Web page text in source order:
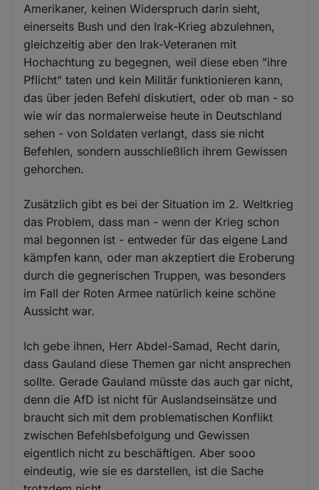
Amerikaner, keinen Widerspruch darin sieht,
einerseits Bush und den Irak-Krieg abzulehnen,
gleichzeitig aber den Irak-Veteranen mit
Hochachtung zu begegnen, weil diese eben "ihre
Pflicht" taten und kein Militär funktionieren kann,
das über jeden Befehl diskutiert, oder ob man - so
wie wir das normalerweise heute in Deutschland
sehen - von Soldaten verlangt, dass sie nicht
Befehlen, sondern ausschließlich ihrem Gewissen
gehorchen.
Zusätzlich gibt es bei der Situation im 2. Weltkrieg
das Problem, dass man - wenn der Krieg schon
mal begonnen ist - entweder für das eigene Land
kämpfen kann, oder man akzeptiert die Eroberung
durch die gegnerischen Truppen, was besonders
im Fall der Roten Armee natürlich keine schöne
Aussicht war.
Ich gebe ihnen, Herr Abdel-Samad, Recht darin,
dass Gauland diese Themen gar nicht ansprechen
sollte. Gerade Gauland müsste das auch gar nicht,
denn die AfD ist nicht für Auslandseinsätze und
braucht sich mit dem problematischen Konflikt
zwischen Befehlsbefolgung und Gewissen
eigentlich nicht zu beschäftigen. Aber sooo
eindeutig, wie sie es darstellen, ist die Sache